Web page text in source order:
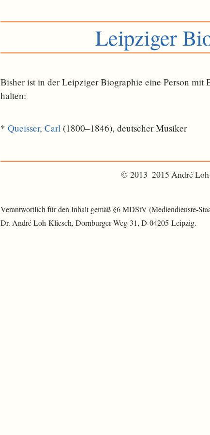
Leipziger
Bisher ist in der Leipziger Biographie eine Person mit
halten:
* Queisser, Carl (1800–1846), deutscher Musiker
© 2013–2015 André
Verantwortlich für den Inhalt gemäß §6 MDStV (Mediendienste-
Dr. André Loh-Kliesch, Dornburger Weg 31, D-04205 Leipzig.